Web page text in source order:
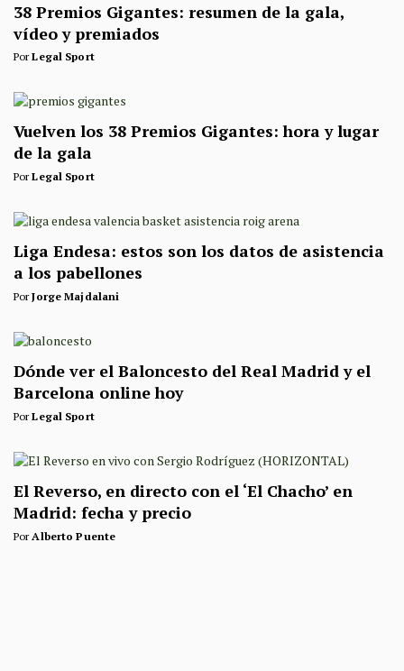
38 Premios Gigantes: resumen de la gala,
vídeo y premiados
PorLegal Sport
Vuelven los 38 Premios Gigantes: hora y lugar
de la gala
PorLegal Sport
Liga Endesa: estos son los datos de asistencia
a los pabellones
PorJorge Majdalani
Dónde ver el Baloncesto del Real Madrid y el
Barcelona online hoy
PorLegal Sport
El Reverso, en directo con el ‘El Chacho’ en
Madrid: fecha y precio
Por Alberto Puente